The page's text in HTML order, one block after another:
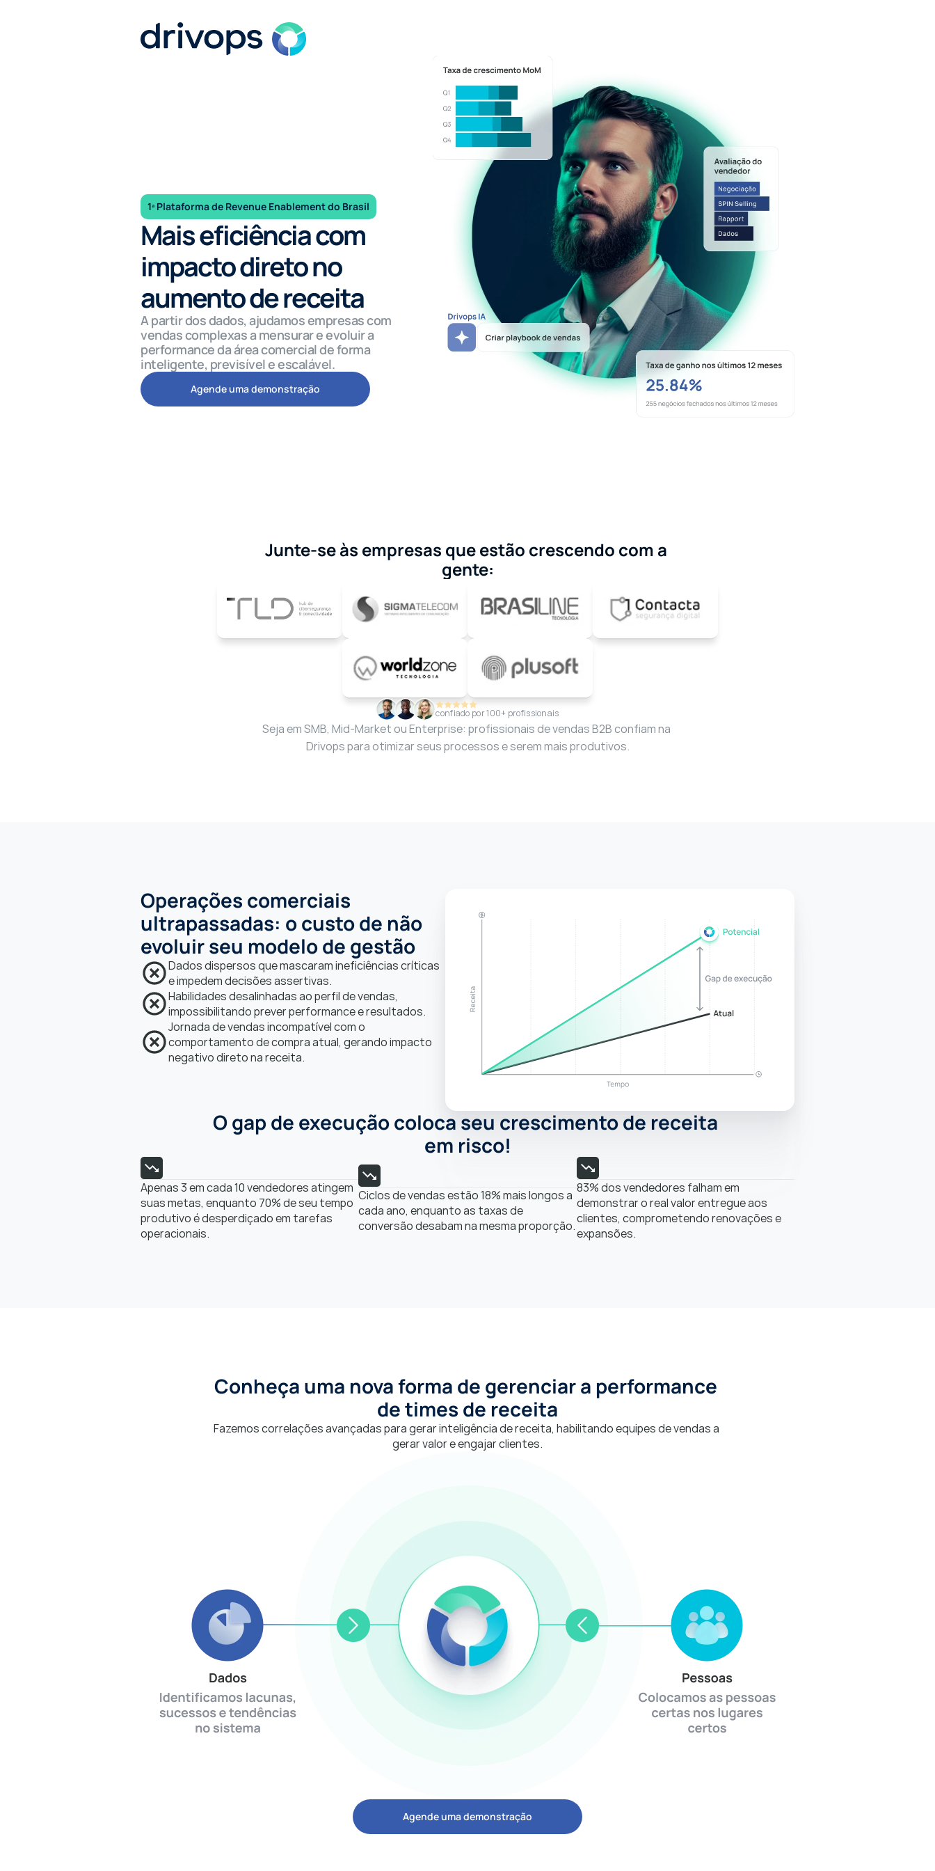
1ª Plataforma de Revenue Enablement do Brasil
Mais eficiência com
impacto direto no
aumento de receita
A partir dos dados, ajudamos empresas com
vendas complexas a mensurar e evoluir a
performance da área comercial de forma
inteligente, previsível e escalável.
Agende uma demonstração
Junte-se às empresas que estão crescendo com a
gente:
confiado por 100+ profissionais
Seja em SMB, Mid-Market ou Enterprise: profissionais de vendas B2B confiam na
Drivops para otimizar seus processos e serem mais produtivos.
Operações comerciais
ultrapassadas: o custo de não
evoluir seu modelo de gestão
Dados dispersos que mascaram ineficiências críticas
e impedem decisões assertivas.
Habilidades desalinhadas ao perfil de vendas,
impossibilitando prever performance e resultados.
Jornada de vendas incompatível com o
comportamento de compra atual, gerando impacto
negativo direto na receita.
O gap de execução coloca seu crescimento de receita
em risco!
Apenas 3 em cada 10 vendedores atingem
suas metas, enquanto 70% de seu tempo
produtivo é desperdiçado em tarefas
operacionais.
Ciclos de vendas estão 18% mais longos a
cada ano, enquanto as taxas de
conversão desabam na mesma proporção.
83% dos vendedores falham em
demonstrar o real valor entregue aos
clientes, comprometendo renovações e
expansões.
Conheça uma nova forma de gerenciar a performance
de times de receita
Fazemos correlações avançadas para gerar inteligência de receita, habilitando equipes de vendas a
gerar valor e engajar clientes.
Agende uma demonstração